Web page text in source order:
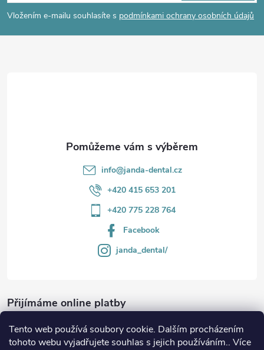
Tento web používá soubory cookie. Dalším procházením
tohoto webu vyjadřujete souhlas s jejich používáním.. Více
p
a
Vložením e-mailu souhlasíte s podmínkami ochrany osobních údajů
info@janda-dental.cz
+420 415 653 201
+420 775 228 764
Facebook
janda_dental/
Přijímáme online platby